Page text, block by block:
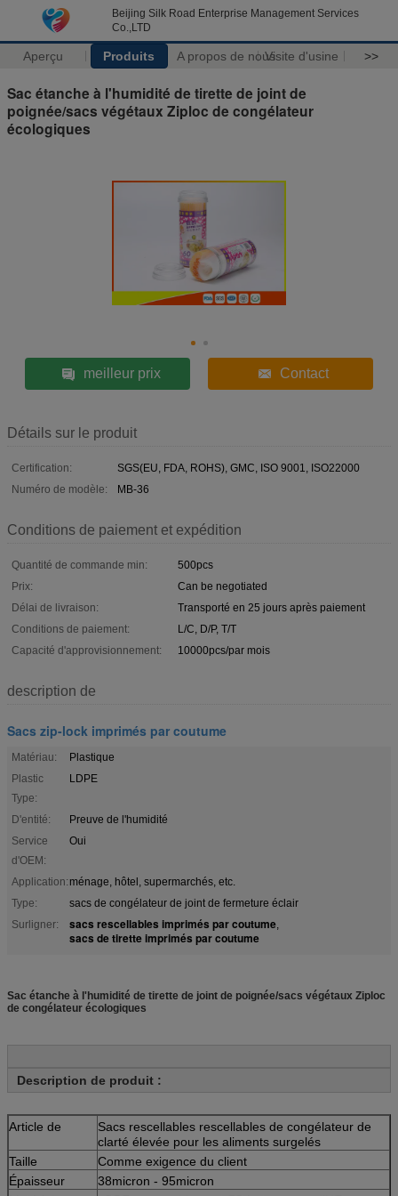
Beijing Silk Road Enterprise Management Services
Co.,LTD
Aperçu Produits A propos de nousVisite d'usine >>
Sac étanche à l'humidité de tirette de joint de
poignée/sacs végétaux Ziploc de congélateur
écologiques
meilleur prix Contact
Détails sur le produit
Certification:
SGS(EU, FDA, ROHS), GMC, ISO 9001, ISO22000
Numéro de modèle:
MB-36
Conditions de paiement et expédition
Quantité de commande min:
500pcs
Prix:
Can be negotiated
Délai de livraison:
Transporté en 25 jours après paiement
Conditions de paiement:
L/C, D/P, T/T
Capacité d'approvisionnement:
10000pcs/par mois
description de
Sacs zip-lock imprimés par coutume
Matériau:
Plastique
Plastic
Type:
LDPE
D'entité:
Preuve de l'humidité
Service
d'OEM:
Oui
Application: ménage, hôtel, supermarchés, etc.
Type:
sacs de congélateur de joint de fermeture éclair
Surligner:
sacs rescellables imprimés par coutume,
sacs de tirette imprimés par coutume
Sac étanche à l'humidité de tirette de joint de poignée/sacs végétaux Ziploc
de congélateur écologiques
Description de produit :
Article de
Sacs rescellables rescellables de congélateur de
clarté élevée pour les aliments surgelés
Taille
Comme exigence du client
Épaisseur
38micron - 95micron